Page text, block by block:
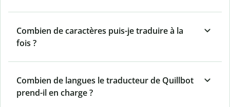
Combien de caractères puis-je traduire à la
fois ?
Combien de langues le traducteur de Quillbot
prend-il en charge ?